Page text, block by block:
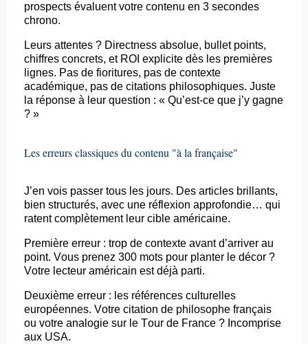
prospects évaluent votre contenu en 3 secondes
chrono.
Leurs attentes ? Directnessabsolue, bulletpoints,
chiffres concrets, et ROI explicite dès les premières
lignes. Pas de fioritures, pas de contexte
académique, pas de citations philosophiques. Juste
la réponse à leur question : « Qu’est-ce que j’y gagne
? »
Les erreurs classiques du contenu "à la française"
J’en vois passer tous les jours. Des articles brillants,
bien structurés, avec une réflexion approfondie… qui
ratent complètement leur cible américaine.
Première erreur : trop de contexte avant d’arriver au
point. Vous prenez 300 mots pour planter le décor ?
Votre lecteur américain est déjà parti.
Deuxième erreur : les références culturelles
européennes. Votre citation de philosophe français
ou votre analogie sur le Tour de France ? Incomprise
aux USA.